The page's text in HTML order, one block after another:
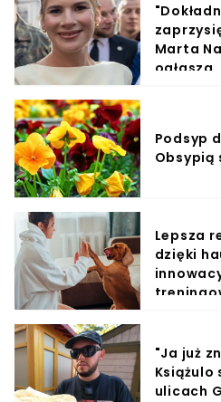
Marta
ogłasza
Podsyp
Obsypią
Lepsza
dzięki
"Ja już
Książulo
ulicach